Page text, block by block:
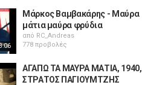
Μάρκος Βαμβακάρης - Μαύρα
μάτια μαύρα φρύδια
από RC_Andreas
778 προβολές
ΑΓΑΠΩ ΤΑ ΜΑΥΡΑ ΜΑΤΙΑ, 1940,
ΣΤΡΑΤΟΣ ΠΑΓΙΟΥΜΤΖΗΣ